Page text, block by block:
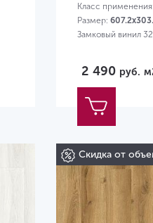
Класс применения:
Размер:
Замковый винил
2 490 руб.
Скидка от